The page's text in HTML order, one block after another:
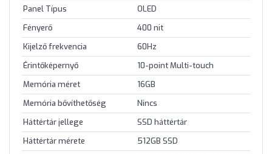
Panel Típus
OLED
Fényerő
400 nit
Kijelző frekvencia
60Hz
Érintőképernyő
10-point Multi-touch
Memória méret
16GB
Memória bővíthetőség
Nincs
Háttértár jellege
SSD háttértár
Háttértár mérete
512GB SSD